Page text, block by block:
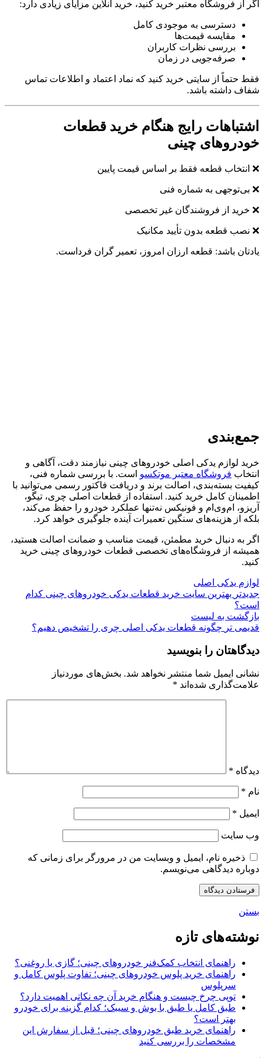
اگر از فروشگاه معتبر خرید کنید، خرید آنلاین مزایای زیادی دارد:
دسترسی به موجودی کامل
مقایسه قیمت‌ها
بررسی نظرات کاربران
صرفه‌جویی در زمان
فقط حتماً از سایتی خرید کنید که نماد اعتماد و اطلاعات تماس
شفاف داشته باشد.
اشتباهات رایج هنگام خرید قطعات
خودروهای چینی
❌ انتخاب قطعه فقط بر اساس قیمت پایین
❌ بی‌توجهی به شماره فنی
❌ خرید از فروشندگان غیر تخصصی
❌ نصب قطعه بدون تأیید مکانیک
یادتان باشد: قطعه ارزان امروز، تعمیر گران فرداست.
جمع‌بندی
خرید لوازم یدکی اصلی خودروهای چینی نیازمند دقت، آگاهی و
انتخاب فروشگاه معتبر موتکسو است. با بررسی شماره فنی،
کیفیت بسته‌بندی، اصالت برند و دریافت فاکتور رسمی می‌توانید با
اطمینان کامل خرید کنید. استفاده از قطعات اصلی چری، تیگو،
آریزو، ام‌وی‌ام و فونیکس نه‌تنها عملکرد خودرو را حفظ می‌کند،
بلکه از هزینه‌های سنگین تعمیرات آینده جلوگیری خواهد کرد.
اگر به دنبال خرید مطمئن، قیمت مناسب و ضمانت اصالت هستید،
همیشه از فروشگاه‌های تخصصی قطعات خودروهای چینی خرید
کنید.
لوازم یدکی اصلی
جدیدتر بهترین سایت خرید قطعات یدکی خودروهای چینی کدام
است؟
بازگشت به لیست
قدیمی تر چگونه قطعات یدکی اصلی چری را تشخیص دهیم؟
دیدگاهتان را بنویسید
نشانی ایمیل شما منتشر نخواهد شد. بخش‌های موردنیاز
علامت‌گذاری شده‌اند *
دیدگاه *
نام *
ایمیل *
وب‌ سایت
ذخیره نام، ایمیل و وبسایت من در مرورگر برای زمانی که
دوباره دیدگاهی می‌نویسم.
بستن
نوشته‌های تازه
راهنمای انتخاب کمک‌فنر خودروهای چینی؛ گازی یا روغنی؟
راهنمای خرید پلوس خودروهای چینی؛ تفاوت پلوس کامل و
سرپلوس
توپی چرخ چیست و هنگام خرید آن چه نکاتی اهمیت دارد؟
طبق کامل یا طبق با بوش و سیبک؛ کدام گزینه برای خودرو
بهتر است؟
راهنمای خرید طبق خودروهای چینی؛ قبل از سفارش این
مشخصات را بررسی کنید